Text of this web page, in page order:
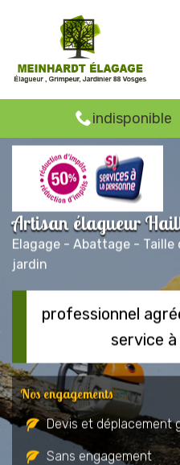
indisponible
Artisan élagueur
Elagage - Abattage -
jardin
professionnel
service
Nos engagements
Devis et déplacement
Sans engagement